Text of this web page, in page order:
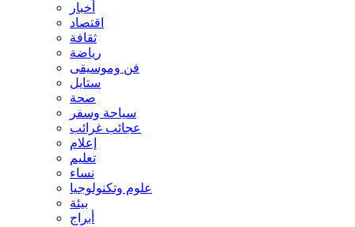
أخبار
اقتصاد
ثقافة
رياضة
فن وموسيقى
ستايل
صحة
سياحة وسفر
عجائب غرائب
إعلام
تعليم
نساء
علوم وتكنولوجيا
بيئة
أبراج